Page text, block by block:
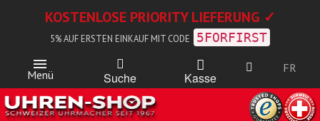
KOSTENLOSE PRIORITY LIEFERUNG ✓
5% AUF ERSTEN EINKAUF MIT CODE 5FORFIRST
Menü Suche Kasse
FR